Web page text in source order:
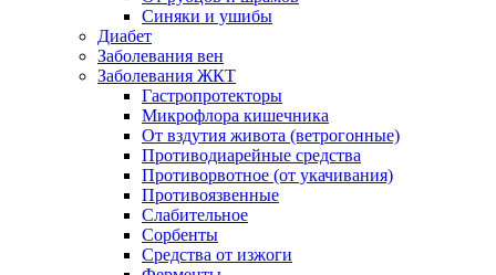
Синяки и ушибы
Диабет
Заболевания вен
Заболевания ЖКТ
Гастропротекторы
Микрофлора кишечника
От вздутия живота (ветрогонные)
Противодиарейные средства
Противорвотное (от укачивания)
Противоязвенные
Слабительное
Сорбенты
Средства от изжоги